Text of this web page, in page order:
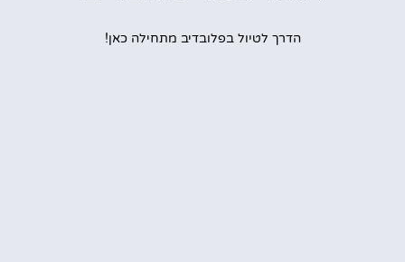
הדרך לטיול בפלובדיב מתחילה כאן!